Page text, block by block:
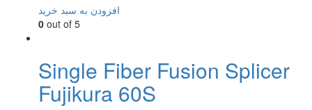
افزودن به سبد خرید
0 out of 5
Single Fiber Fusion Splicer
Fujikura 60S